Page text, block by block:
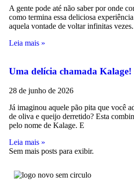
A gente pode até não saber por onde
como termina essa deliciosa
aquela vontade de voltar infinitas vezes.
Leia mais »
Uma delícia chamada Kalage!
28 de junho de 2026
Já imaginou aquele pão pita que você
de oliva e queijo derretido? Esta
pelo nome de Kalage. E
Leia mais »
Sem mais posts para exibir.